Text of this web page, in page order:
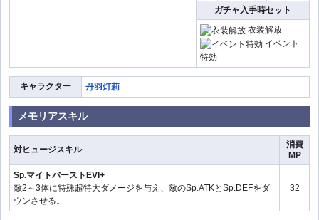
ガチャ入手時セット
衣装解放
イベント
特効
キャラクター 丹羽灯莉
メモリアスキル
対ヒュージスキル
消費
MP
Sp.マイトバーストEVI+
敵2～3体に特殊超特大ダメージを与え、敵のSp.ATKとSp.DEFをダ
ウンさせる。
32